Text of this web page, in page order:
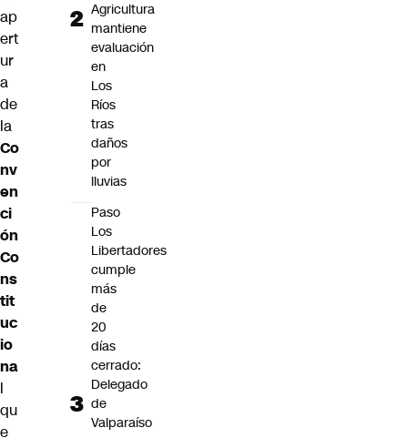
ap
ert
ur
a
de
la
Co
nv
en
ci
ón
Co
ns
tit
uc
io
na
l
qu
e
Agricultura
mantiene
evaluación
en
Los
Ríos
tras
daños
por
lluvias
Paso
Los
Libertadores
cumple
más
de
20
días
cerrado:
Delegado
de
Valparaíso